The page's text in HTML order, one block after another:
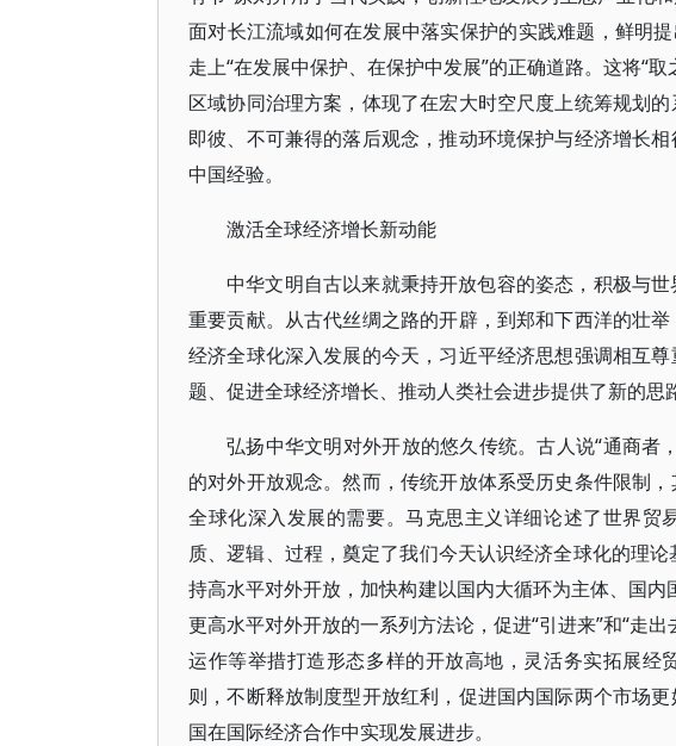
面对长江流域如何在发展中落实保护的实践难题，鲜明
走上“在发展中保护、在保护中发展”的正确道路。这将“
区域协同治理方案，体现了在宏大时空尺度上统筹规划
即彼、不可兼得的落后观念，推动环境保护与经济增长
中国经验。
激活全球经济增长新动能
中华文明自古以来就秉持开放包容的姿态，积极与
重要贡献。从古代丝绸之路的开辟，到郑和下西洋的壮
经济全球化深入发展的今天，习近平经济思想强调相互
题、促进全球经济增长、推动人类社会进步提供了新的思
弘扬中华文明对外开放的悠久传统。古人说“通商者
的对外开放观念。然而，传统开放体系受历史条件限制
全球化深入发展的需要。马克思主义详细论述了世界贸
质、逻辑、过程，奠定了我们今天认识经济全球化的理
持高水平对外开放，加快构建以国内大循环为主体、国
更高水平对外开放的一系列方法论，促进“引进来”和“走
运作等举措打造形态多样的开放高地，灵活务实拓展经
则，不断释放制度型开放红利，促进国内国际两个市场
国在国际经济合作中实现发展进步。